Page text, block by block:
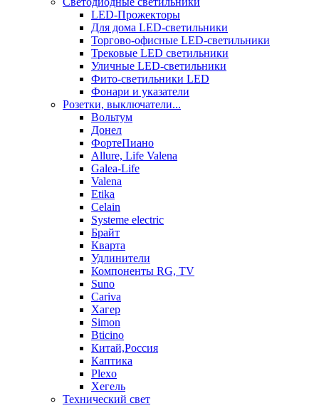
LED-Прожекторы
Для дома LED-светильники
Торгово-офисные LED-светильники
Трековые LED светильники
Уличные LED-светильники
Фито-светильники LED
Фонари и указатели
Розетки, выключатели...
Вольтум
Донел
ФортеПиано
Allure, Life Valena
Galea-Life
Valena
Etika
Celain
Systeme electric
Брайт
Кварта
Удлинители
Компоненты RG, TV
Suno
Cariva
Хагер
Simon
Bticino
Китай,Россия
Каптика
Plexo
Хегель
Технический свет